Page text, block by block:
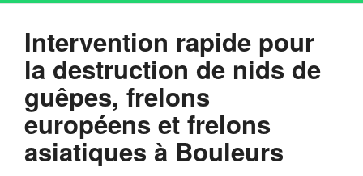
Intervention rapide pour
la destruction de nids de
guêpes, frelons
européens et frelons
asiatiques à Bouleurs